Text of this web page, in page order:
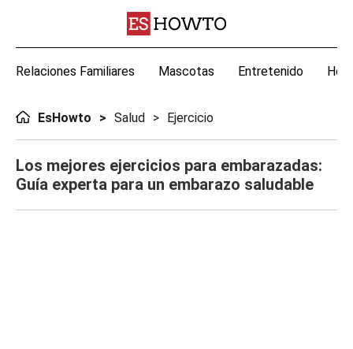
Relaciones Familiares Mascotas Entretenido
EsHowto Salud Ejercicio
Los mejores ejercicios para embarazadas:
Guía experta para un embarazo saludable